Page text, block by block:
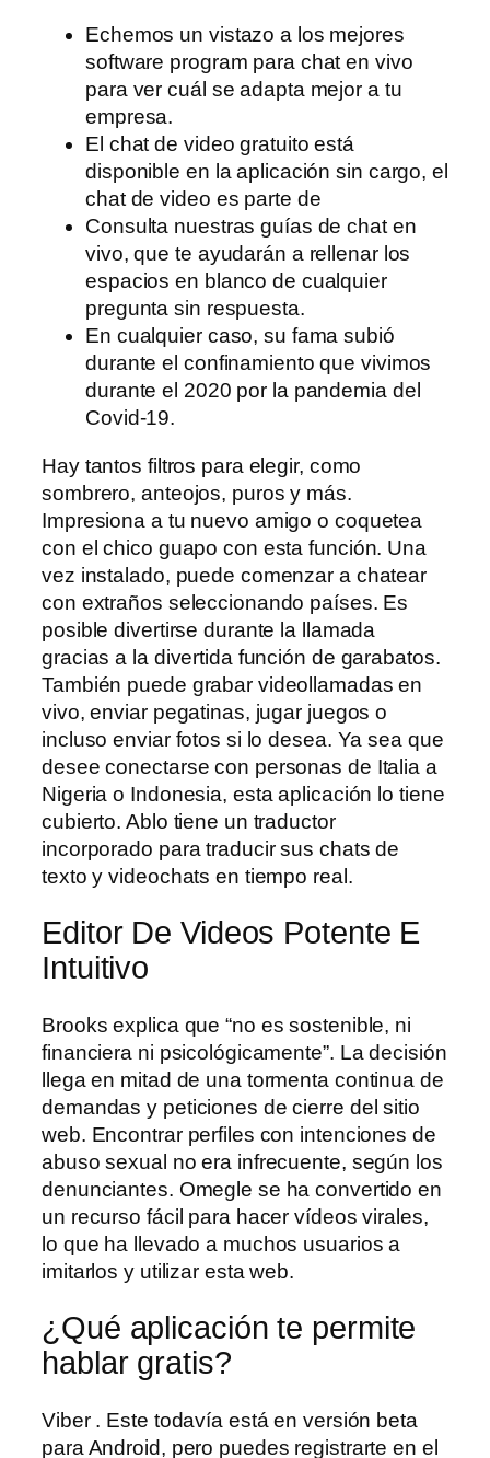
Echemos un vistazo a los mejores
software program para chat en vivo
para ver cuál se adapta mejor a tu
empresa.
El chat de video gratuito está
disponible en la aplicación sin cargo, el
chat de video es parte de
Consulta nuestras guías de chat en
vivo, que te ayudarán a rellenar los
espacios en blanco de cualquier
pregunta sin respuesta.
En cualquier caso, su fama subió
durante el confinamiento que vivimos
durante el 2020 por la pandemia del
Covid-19.
Hay tantos filtros para elegir, como
sombrero, anteojos, puros y más.
Impresiona a tu nuevo amigo o coquetea
con el chico guapo con esta función. Una
vez instalado, puede comenzar a chatear
con extraños seleccionando países. Es
posible divertirse durante la llamada
gracias a la divertida función de garabatos.
También puede grabar videollamadas en
vivo, enviar pegatinas, jugar juegos o
incluso enviar fotos si lo desea. Ya sea que
desee conectarse con personas de Italia a
Nigeria o Indonesia, esta aplicación lo tiene
cubierto. Ablo tiene un traductor
incorporado para traducir sus chats de
texto y videochats en tiempo real.
Editor De Videos Potente E
Intuitivo
Brooks explica que “no es sostenible, ni
financiera ni psicológicamente”. La decisión
llega en mitad de una tormenta continua de
demandas y peticiones de cierre del sitio
web. Encontrar perfiles con intenciones de
abuso sexual no era infrecuente, según los
denunciantes. Omegle se ha convertido en
un recurso fácil para hacer vídeos virales,
lo que ha llevado a muchos usuarios a
imitarlos y utilizar esta web.
¿Qué aplicación te permite
hablar gratis?
Viber . Este todavía está en versión beta
para Android, pero puedes registrarte en el